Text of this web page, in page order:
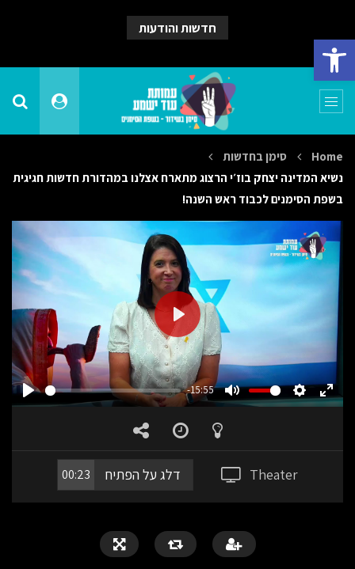
פתח סרגל נגישות
חדשות והודעות
Home
סימן בחדשות
נשיא המדינה יצחק בוז׳י הרצוג מתארח אצלנו במהדורת חדשות חגיגית
בשפת הסימנים לכבוד ראש השנה!
PLAY
-15:55
MUTE
PLAY
Theater דלג על הפתיח 00:23